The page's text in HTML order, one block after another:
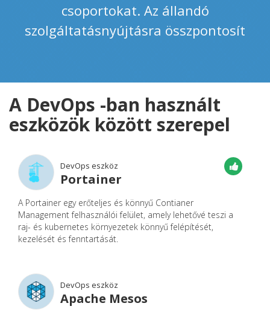
csoportokat. Az állandó
szolgáltatásnyújtásra összpontosít
A DevOps -ban használt
eszközök között szerepel
DevOps eszköz
Portainer
A Portainer egy erőteljes és könnyű Contianer
Management felhasználói felület, amely lehetővé teszi a
raj- és kubernetes környezetek könnyű felépítését,
kezelését és fenntartását.
DevOps eszköz
Apache Mesos